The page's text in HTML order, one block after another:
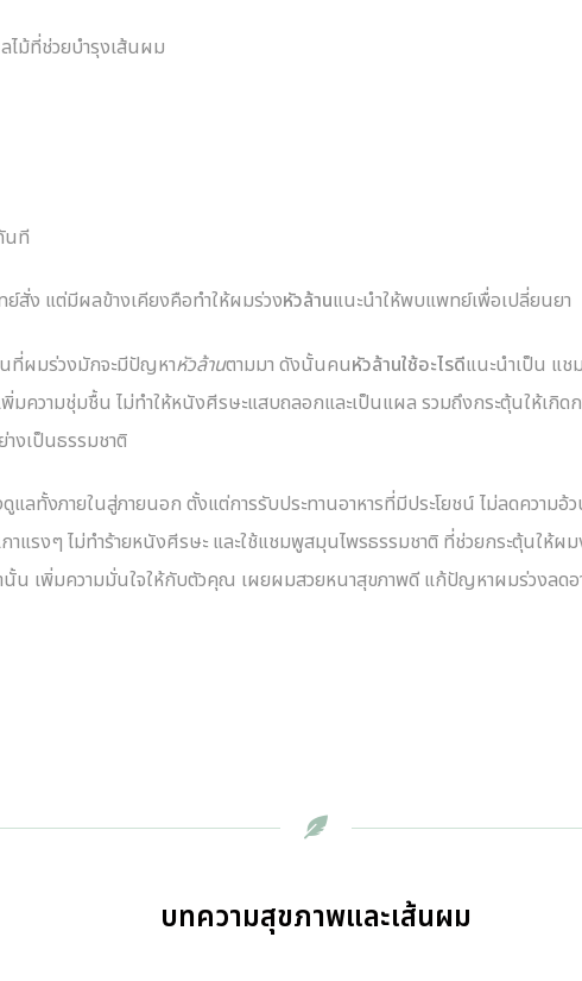
ไม้ที่ช่วยบำรุงเส้นผม
นที
ย์สั่ง แต่มีผลข้างเคียงคือทำให้ผมร่วงหัวล้านแนะนำให้พบแพทย์เพื่อเปลี่ยนยา
ที่ผมร่วงมักจะมีปัญหาหัวล้านตามมา ดังนั้นคนหัวล้านใช้อะไรดีแนะนำเป็น แช
ความชุ่มชื้น ไม่ทำให้หนังศีรษะแสบถลอกและเป็นแผล รวมถึงกระตุ้นให้เกิดก
งเป็นธรรมชาติ
แลทั้งภายในสู่ภายนอก ตั้งแต่การรับประทานอาหารที่มีประโยชน์ ไม่ลดความอ้
าแรงๆ ไม่ทำร้ายหนังศีรษะ และใช้แชมพูสมุนไพรธรรมชาติ ที่ช่วยกระตุ้นให้ผ
น เพิ่มความมั่นใจให้กับตัวคุณ เผยผมสวยหนาสุขภาพดี แก้ปัญหาผมร่วงลดอ
บทความสุขภาพและเส้นผม